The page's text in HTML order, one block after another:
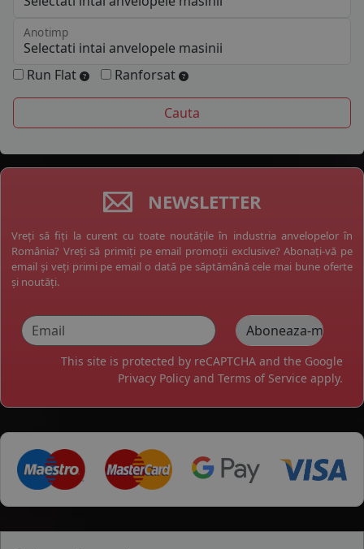
Anotimp
Run Flat Ranforsat
NEWSLETTER
Vreți să fiți la curent cu toate noutățile în industria anvelopelor în
România? Vreți să primiți pe email promoții exclusive? Abonați-vă pe
email și veți primi pe email o dată pe săptămână cele mai bune oferte
și noutăți.
This site is protected by reCAPTCHA and the Google
Privacy Policy and Terms of Service apply.